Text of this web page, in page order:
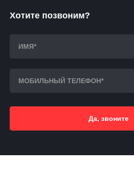
Хотите позвоним?
Да, звоните